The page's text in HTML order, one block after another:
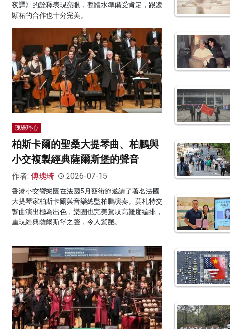
夜譚》的詮釋表現亮眼，整體水準備受肯定，跟凌
顯祐的合作也十分完美。
瑰樂琦心
柏斯卡爾的聖桑大提琴曲、柏鵬與
小交複製經典薩爾斯堡的聲音
作者: 傅瑰琦 2026-07-15
香港小交響樂團在法國5月藝術節邀請了著名法國
大提琴家柏斯卡爾與音樂總監柏鵬演奏。莫札特交
響曲演出極為出色，樂團也完美駕馭高難度編排，
重現經典薩爾斯堡之聲，令人驚艷。